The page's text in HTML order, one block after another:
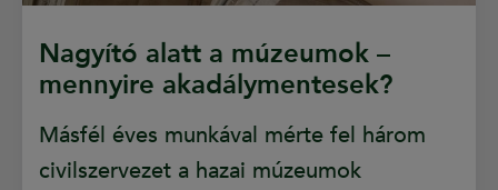
Nagyító alatt a múzeumok –
mennyire akadálymentesek?
Másfél éves munkával mérte fel három
civilszervezet a hazai múzeumok